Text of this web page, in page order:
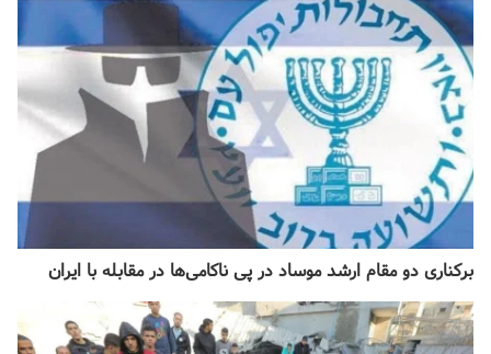
برکناری دو مقام ارشد موساد در پی ناکامی‌ها در مقابله با ایران